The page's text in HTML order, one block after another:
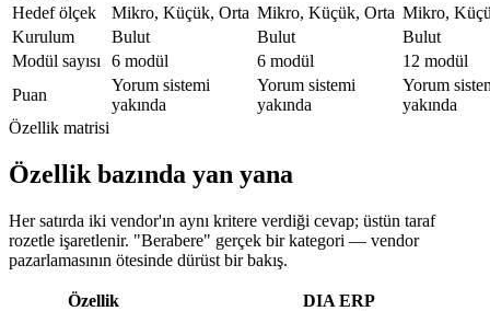
Hedef ölçek
Mikro, Küçük, Orta Mikro, Küçük, Orta Mikro,
Kurulum
Bulut Bulut
Bulut
Modül sayısı
6 modül 6 modül
12 modül
Puan
Yorum sistemi
yakında
Yorum sistemi
yakında
Yorum
yakında
Özellik matrisi
Özellik bazında yan yana
Her satırda iki vendor'ın aynı kritere verdiği cevap; üstün taraf
rozetle işaretlenir. "Berabere" gerçek bir kategori — vendor
pazarlamasının ötesinde dürüst bir bakış.
Özellik
DIA ERP